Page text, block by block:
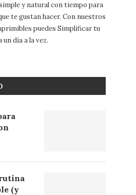
y natural con tiempo para
te gustan hacer. Con nuestros
puedes Simplificar tu
un día a la vez.
(y